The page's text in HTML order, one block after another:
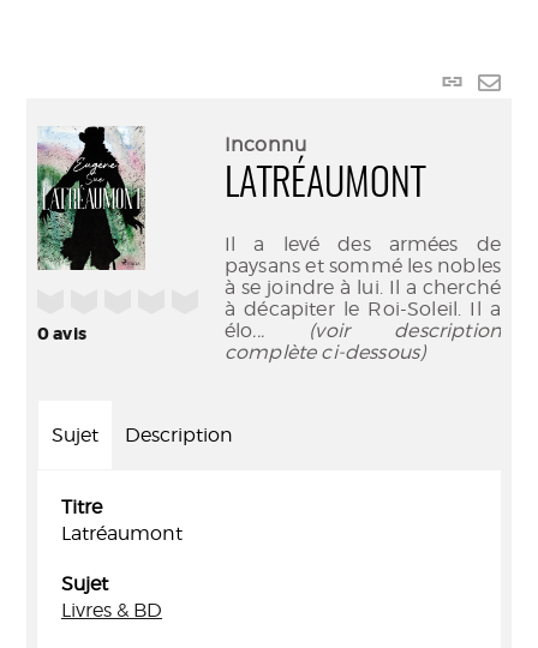
Lien
0avis
Inconnu
LATRÉAUMONT
Il a levé des armées de
paysans et sommé les nobles
à se joindre à lui. Il a cherché
à décapiter le Roi-Soleil. Il a
élo... (voir description
complète ci-dessous)
Sujet Description
Titre
Latréaumont
Sujet
Livres & BD